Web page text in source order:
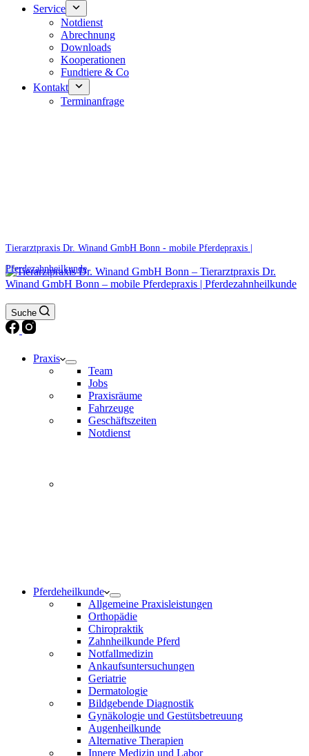
Service
Notdienst
Abrechnung
Downloads
Kooperationen
Fundtiere & Co
Kontakt
Terminanfrage
Tierarztpraxis Dr. Winand GmbH Bonn - mobile Pferdepraxis |
Pferdezahnheilkunde
Suche
Praxis
Team
Jobs
Praxisräume
Fahrzeuge
Geschäftszeiten
Notdienst
Pferdeheilkunde
Allgemeine Praxisleistungen
Orthopädie
Chiropraktik
Zahnheilkunde Pferd
Notfallmedizin
Ankaufsuntersuchungen
Geriatrie
Dermatologie
Bildgebende Diagnostik
Gynäkologie und Gestütsbetreuung
Augenheilkunde
Alternative Therapien
Innere Medizin und Labor